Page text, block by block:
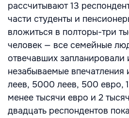
рассчитывают 13
части студенты и
вложиться в полторы-три
человек — все семейные
отвечавших запланировали
незабываемые
леев, 5000 леев, 500 евро,
менее тысячи евро и 2
двадцать респондентов